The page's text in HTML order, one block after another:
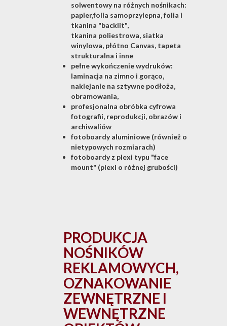
solwentowy na różnych nośnikach:
papier,folia samoprzylepna, folia i
tkanina "backlit",
tkanina poliestrowa, siatka
winylowa, płótno Canvas, tapeta
strukturalna i inne
pełne wykończenie wydruków:
laminacja na zimno i gorąco,
naklejanie na sztywne podłoża,
obramowania,
profesjonalna obróbka cyfrowa
fotografii, reprodukcji, obrazów i
archiwaliów
fotoboardy aluminiowe (również o
nietypowych rozmiarach)
fotoboardy z plexi typu "face
mount" (plexi o różnej grubości)
PRODUKCJA
NOŚNIKÓW
REKLAMOWYCH,
OZNAKOWANIE
ZEWNĘTRZNE I
WEWNĘTRZNE